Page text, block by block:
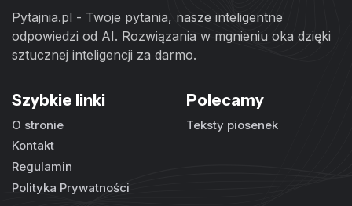
Pytajnia.pl - Twoje pytania, nasze inteligentne
odpowiedzi od AI. Rozwiązania w mgnieniu oka dzięki
sztucznej inteligencji za darmo.
Szybkie linki
O stronie
Kontakt
Regulamin
Polityka Prywatności
Polecamy
Teksty piosenek